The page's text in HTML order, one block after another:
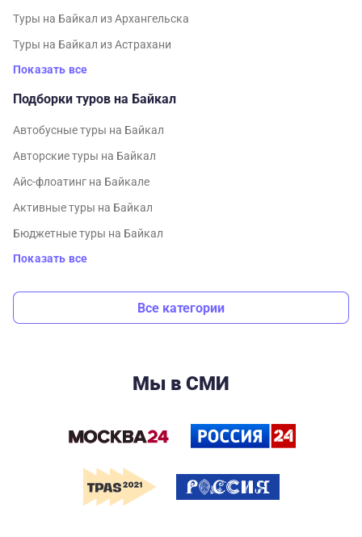
Туры на Байкал из Архангельска
Туры на Байкал из Астрахани
Показать все
Подборки туров на Байкал
Автобусные туры на Байкал
Авторские туры на Байкал
Айс-флоатинг на Байкале
Активные туры на Байкал
Бюджетные туры на Байкал
Показать все
Все категории
Мы в СМИ